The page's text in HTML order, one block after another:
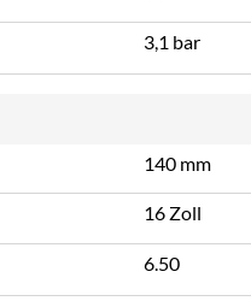
3,1 bar
140 mm
16 Zoll
6.50